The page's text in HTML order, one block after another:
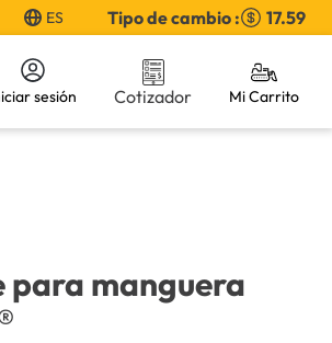
ES Tipo de cambio : 17.59
sesión Cotizador
para manguera